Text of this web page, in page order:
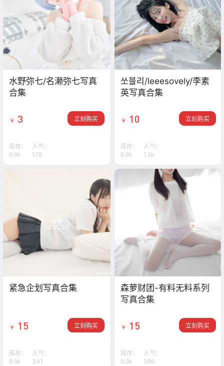
水野弥七/名濑弥七写真
合集
￥ 3 立刻购买
库存：
9.9k
人气：
178
쏘블리/leeesovely/李素
英写真合集
￥ 10 立刻购买
库存：
9.8k
人气：
1.5k
紧急企划写真合集
￥ 15 立刻购买
库存：
9.9k
人气：
341
森萝财团-有料无料系列
写真合集
￥ 15 立刻购买
库存：
9.9k
人气：
399